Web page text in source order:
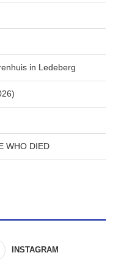
in Ledeberg
WHO DIED
INSTAGRAM